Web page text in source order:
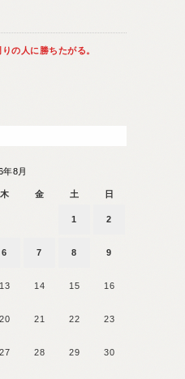
の人に勝ちたがる。
年8月
木 金 土 日
1 2
6 7 8 9
13 14 15 16
20 21 22 23
27 28 29 30